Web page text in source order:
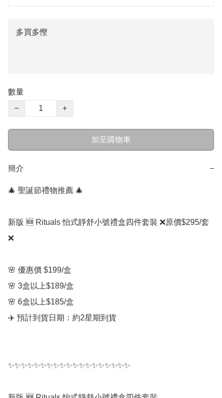
多買多慳
數量
−
+
加至購物車
簡介 −
🎄 聖誕節禮物推薦 🎄
新版 🆕 Rituals 怡式靜舒小號禮盒四件套裝 ❌原價$295/套
❌
🌸 優惠價 $199/盒
🌸 3盒以上$189/盒
🌸 6盒以上$185/盒
✈️ 預計到貨日期：約2星期到貨
✨✨✨✨✨✨✨✨✨✨✨✨✨✨✨✨✨✨✨